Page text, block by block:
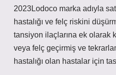
2023Lodoco marka adıyla
hastalığı ve felç riskini
tansiyon ilaçlarına ek olarak
veya felç geçirmiş ve
hastalığı olan hastalar için